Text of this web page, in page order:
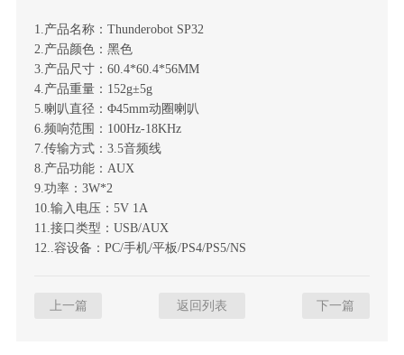
1.产品名称：Thunderobot SP32
2.产品颜色：黑色
3.产品尺寸：60.4*60.4*56MM
4.产品重量：152g±5g
5.喇叭直径：Φ45mm动圈喇叭
6.频响范围：100Hz-18KHz
7.传输方式：3.5音频线
8.产品功能：AUX
9.功率：3W*2
10.输入电压：5V 1A
11.接口类型：USB/AUX
12..容设备：PC/手机/平板/PS4/PS5/NS
上一篇 返回列表 下一篇